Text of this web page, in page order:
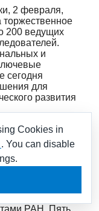
2 февраля,
торжественное
200 ведущих
и
сегодня
для
развития
директор
Лихачев
науки,
года. По его
были избраны
РАН. Пять
Cookies in
. You can disable